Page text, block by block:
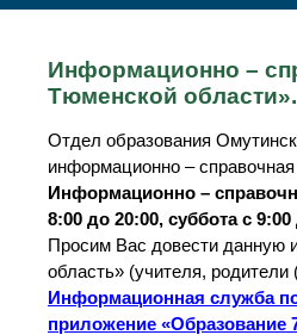
Информационно –
Тюменской области».
Отдел образования
информационно –
Информационно –
8:00 до 20:00, суббота с 9:00
Просим Вас довести данную
область» (учителя, родители
Информационная служба
приложение